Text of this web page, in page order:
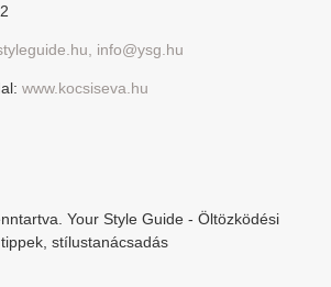
info@ysg.hu
www.kocsiseva.hu
Your Style Guide - Öltözködési
tippek, stílustanácsadás